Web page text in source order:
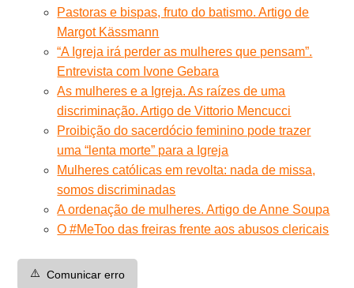
Pastoras e bispas, fruto do batismo. Artigo de
Margot Kässmann
“A Igreja irá perder as mulheres que pensam”.
Entrevista com Ivone Gebara
As mulheres e a Igreja. As raízes de uma
discriminação. Artigo de Vittorio Mencucci
Proibição do sacerdócio feminino pode trazer
uma “lenta morte” para a Igreja
Mulheres católicas em revolta: nada de missa,
somos discriminadas
A ordenação de mulheres. Artigo de Anne Soupa
O #MeToo das freiras frente aos abusos clericais
⚠️ Comunicar erro